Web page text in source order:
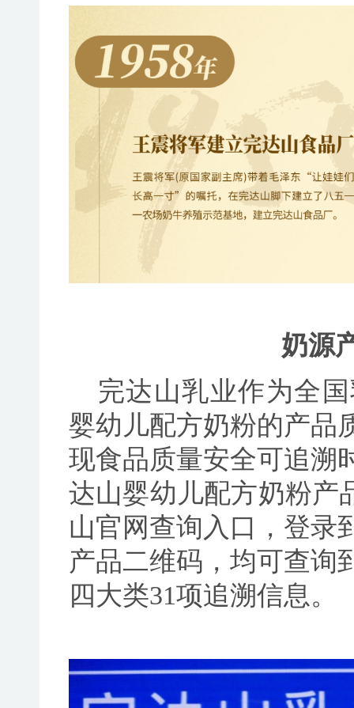
奶源
完达山乳业作为全
婴幼儿配方奶粉的产品
现食品质量安全可追溯
达山婴幼儿配方奶粉产
山官网查询入口，登录
产品二维码，均可查询
四大类31项追溯信息。